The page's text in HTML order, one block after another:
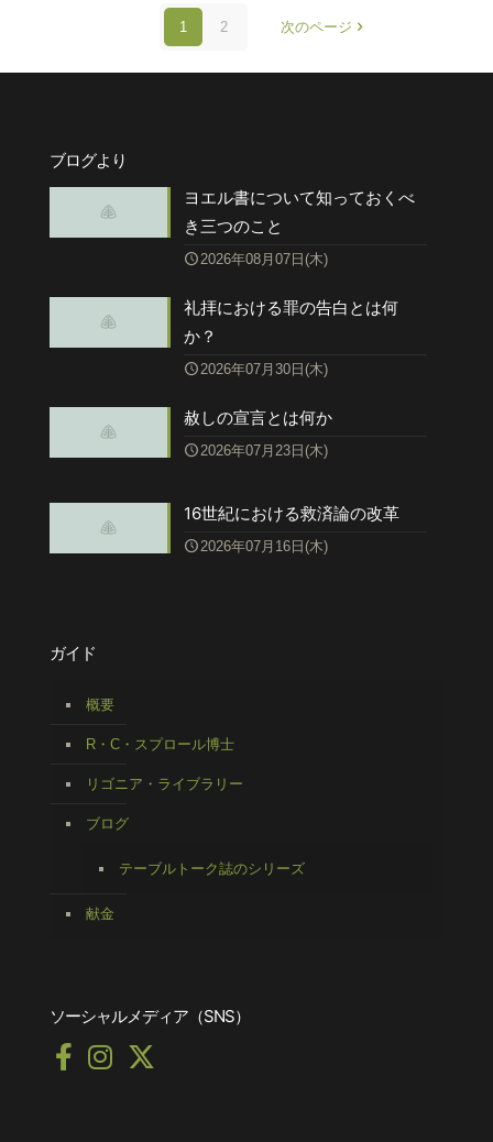
1 2 次のページ
ブログより
ヨエル書について知っておくべ
き三つのこと
2026年08月07日(木)
礼拝における罪の告白とは何
か？
2026年07月30日(木)
赦しの宣言とは何か
2026年07月23日(木)
16世紀における救済論の改革
2026年07月16日(木)
ガイド
概要
R・C・スプロール博士
リゴニア・ライブラリー
ブログ
テーブルトーク誌のシリーズ
献金
ソーシャルメディア（SNS）